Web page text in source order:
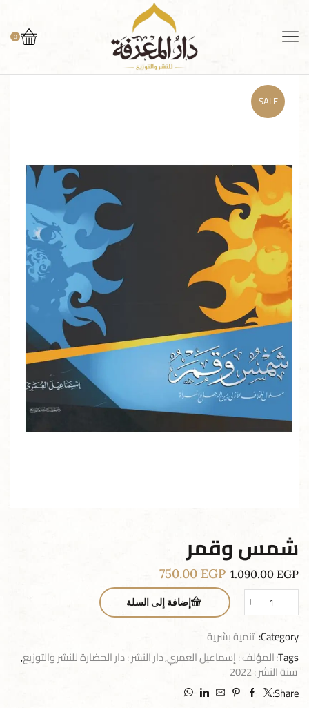
0
SALE
شمس وقمر
1.090.00EGP
750.00 EGP
إضافة إلى السلة
Category: تنمية بشرية
Tags: المؤلف : إسماعيل العمري,دار النشر : دار الحضارة للنشر والتوزيع,
سنة النشر : 2022
Share: